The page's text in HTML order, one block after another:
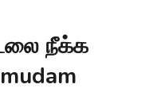
நீக்க